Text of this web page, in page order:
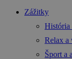
Zážitky
História
Relax a
Šport a